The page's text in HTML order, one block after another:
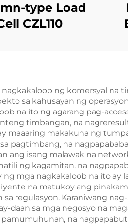
type Load
CZL110
ng komersyal na
sa kahusayan ng
na ito ng agarang pag-
timbangan, na
maaaring makakuha ng
pagtimbang, na
ang isang malawak na
ng kagamitan, na
ng mga nagkakaloob na ito ay
na matukoy ang
regulasyon. Karaniwang
daan sa mga negosyo na
na